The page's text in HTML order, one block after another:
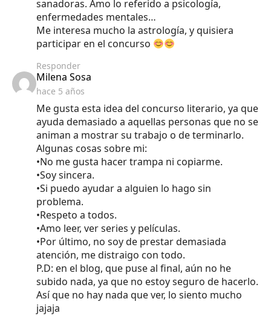
sanadoras. Amo lo referido a psicología,
enfermedades mentales…
Me interesa mucho la astrología, y quisiera
participar en el concurso
Responder
Milena Sosa
hace 5 años
Me gusta esta idea del concurso literario, ya que
ayuda demasiado a aquellas personas que no se
animan a mostrar su trabajo o de terminarlo.
Algunas cosas sobre mi:
•No me gusta hacer trampa ni copiarme.
•Soy sincera.
•Si puedo ayudar a alguien lo hago sin
problema.
•Respeto a todos.
•Amo leer, ver series y películas.
•Por último, no soy de prestar demasiada
atención, me distraigo con todo.
P.D: en el blog, que puse al final, aún no he
subido nada, ya que no estoy seguro de hacerlo.
Así que no hay nada que ver, lo siento mucho
jajaja